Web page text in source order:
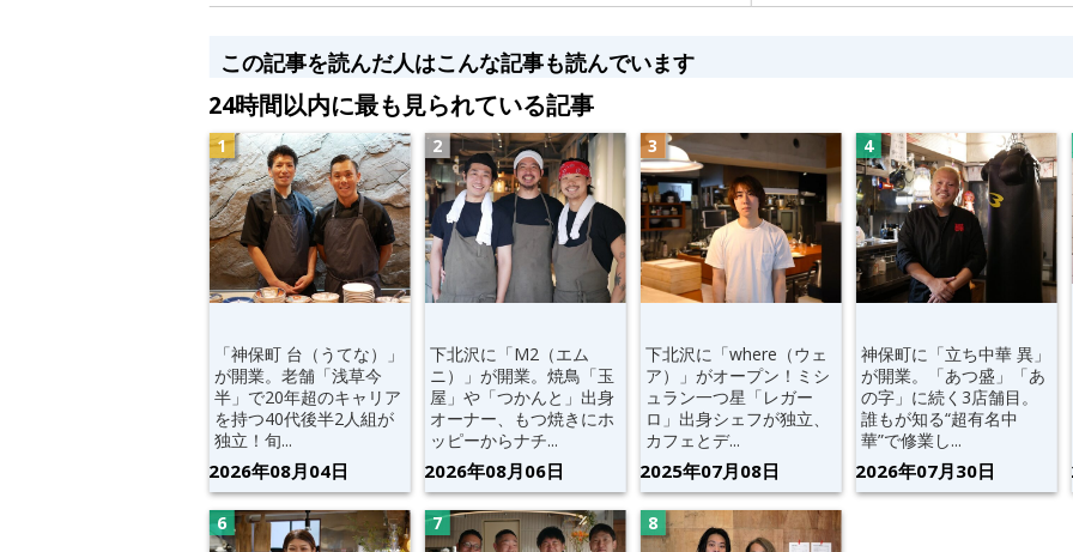
この記事を読んだ人はこんな記事も読んでいます
24時間以内に最も見られている記事
「神保町 台（うてな）」
が開業。老舗「浅草今
半」で20年超のキャリア
を持つ40代後半2人組が
独立！旬...
2026年08月04日
下北沢に「M2（エム
ニ）」が開業。焼鳥「玉
屋」や「つかんと」出身
オーナー、もつ焼きにホ
ッピーからナチ...
2026年08月06日
下北沢に「where（ウェ
ア）」がオープン！ミシ
ュラン一つ星「レガー
ロ」出身シェフが独立、
カフェとデ...
2025年07月08日
神保町に「立ち中華 異」
が開業。「あつ盛」「あ
の字」に続く3店舗目。
誰もが知る“超有名中
華”で修業し...
2026年07月30日